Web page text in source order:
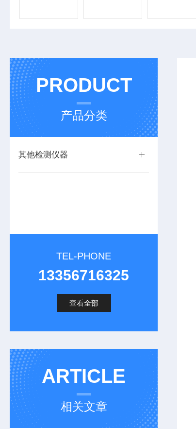
PRODUCT
产品分类
其他检测仪器
TEL-PHONE
13356716325
查看全部
ARTICLE
相关文章